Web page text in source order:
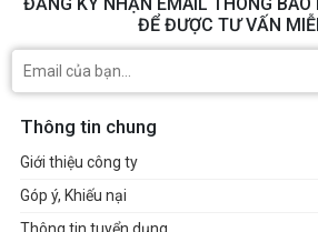
ĐỂ ĐƯỢC TƯ VẤN
Thông tin chung
Giới thiệu công ty
Góp ý, Khiếu nại
Thông tin tuyển dụng